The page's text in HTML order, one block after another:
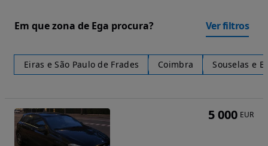
Em que zona de Ega procura? Ver filtros
Eiras e São Paulo de Frades Coimbra Souselas e
5 000 EUR